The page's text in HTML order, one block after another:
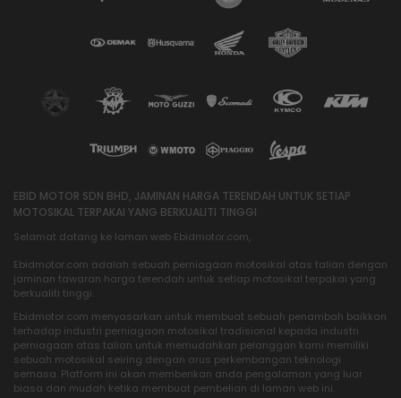
EBID MOTOR SDN BHD, JAMINAN HARGA TERENDAH UNTUK SETIAP
MOTOSIKAL TERPAKAI YANG BERKUALITI TINGGI
Selamat datang ke laman web Ebidmotor.com,
Ebidmotor.com adalah sebuah perniagaan motosikal atas talian dengan
jaminan tawaran harga terendah untuk setiap motosikal terpakai yang
berkualiti tinggi.
Ebidmotor.com menyasarkan untuk membuat sebuah penambah baikkan
terhadap industri perniagaan motosikal tradisional kepada industri
perniagaan atas talian untuk memudahkan pelanggan kami memiliki
sebuah motosikal seiring dengan arus perkembangan teknologi
semasa. Platform ini akan memberikan anda pengalaman yang luar
biasa dan mudah ketika membuat pembelian di laman web ini.